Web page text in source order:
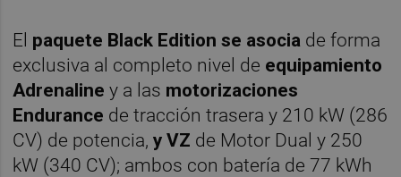
El paquete Black Edition se asocia de forma
exclusiva al completo nivel de equipamiento
Adrenaline y a las motorizaciones
Endurance de tracción trasera y 210 kW (286
CV) de potencia,y VZ de Motor Dual y 250
kW (340 CV); ambos con batería de 77 kWh